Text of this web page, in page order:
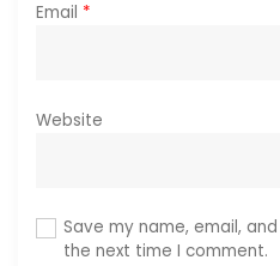
Email *
Website
Save my name, email,
the next time I comment.